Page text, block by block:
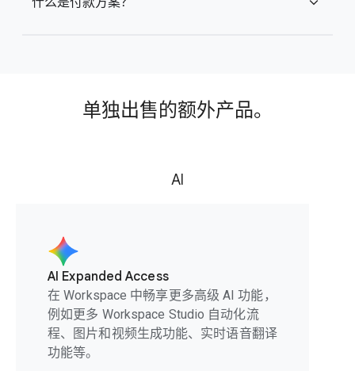
expand_more
单独出售的额外产品。
AI
AI Expanded Access
在 Workspace 中畅享更多高级 AI 功能，
例如更多 Workspace Studio 自动化流
程、图片和视频生成功能、实时语音翻译
功能等。